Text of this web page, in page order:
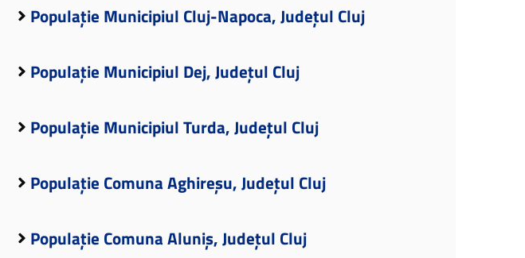
Populație Municipiul Cluj-Napoca, Județul Cluj
Populație Municipiul Dej, Județul Cluj
Populație Municipiul Turda, Județul Cluj
Populație Comuna Aghireșu, Județul Cluj
Populație Comuna Aluniș, Județul Cluj